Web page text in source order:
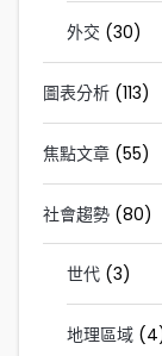
外交 (30)
圖表分析 (113)
焦點文章 (55)
社會趨勢 (80)
世代 (3)
地理區域